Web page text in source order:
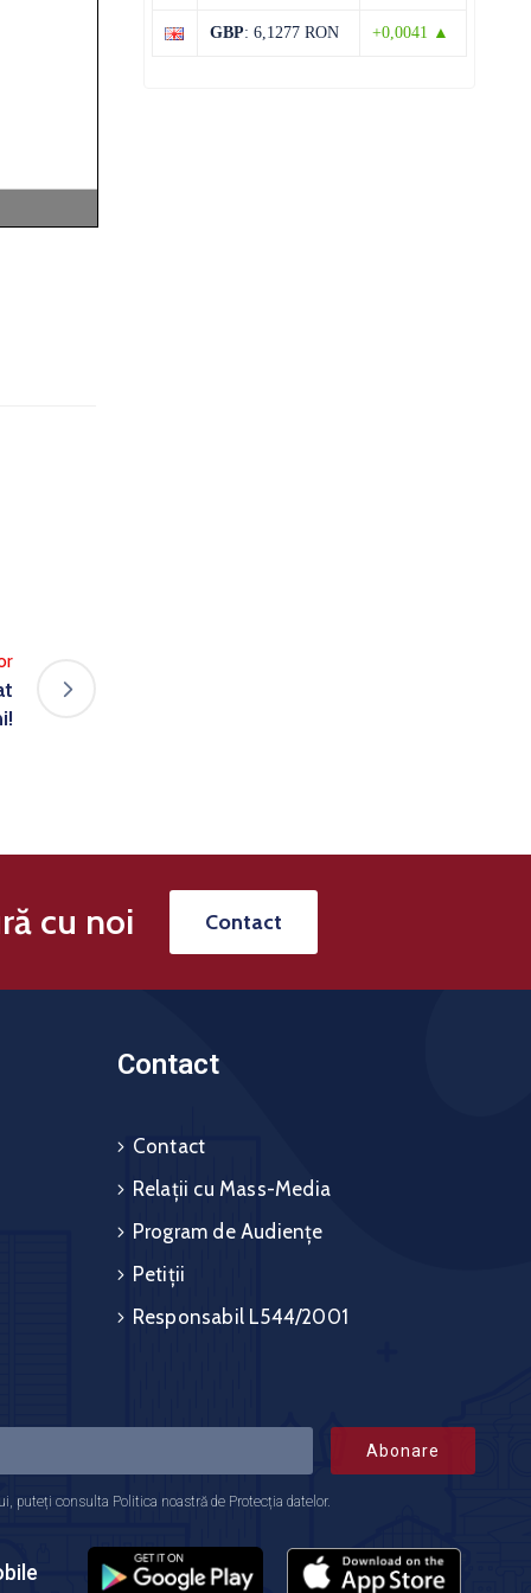
GBP: 6,1277 RON +0,0041 ▲
cu noi Contact
Contact
Contact
Relații cu Mass-Media
Program de Audiențe
Petiții
Responsabil L544/2001
Abonare
puteți consulta Politica noastră de Protecția datelor.